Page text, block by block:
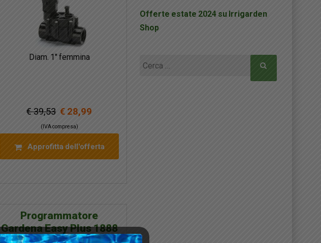
Diam. 1″ femmina
€ 39,53 € 28,99
(IVA compresa)
Approfitta dell'offerta
Programmatore
Gardena Easy Plus 1888
Offerte estate 2024 su Irrigarden
Shop
Ricerca